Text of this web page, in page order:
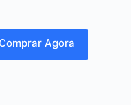
Comprar Agora